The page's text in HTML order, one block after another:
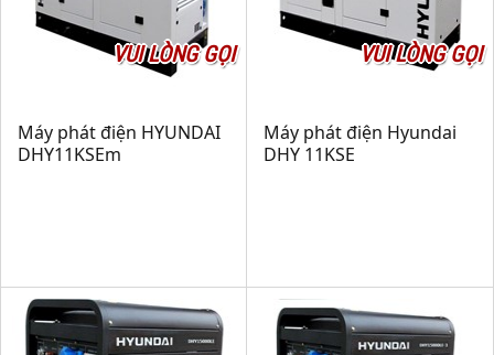
VUI LÒNG GỌI
Máy phát điện HYUNDAI
DHY11KSEm
VUI LÒNG GỌI
Máy phát điện Hyundai
DHY 11KSE